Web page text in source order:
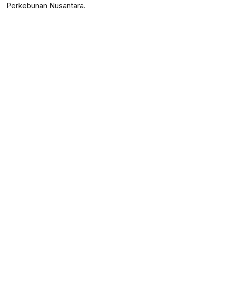
Perkebunan Nusantara.